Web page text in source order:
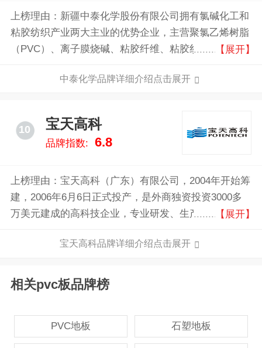
上榜理由：新疆中泰化学股份有限公司拥有氯碱化工和
粘胶纺织产业两大主业的优势企业，主营聚氯乙烯树脂
（PVC）、离子膜烧碱、粘胶纤维、粘胶纱四大产品，
经济产业链。
【展开】
中泰化学品牌详细介绍点击展开
10 宝天高科
品牌指数: 6.8
上榜理由：宝天高科（广东）有限公司，2004年开始筹
建，2006年6月6日正式投产，是外商独资投资3000多
万美元建成的高科技企业，专业研发、生产、销售PVC
PVC结皮发泡板，是国内知名的生产及供应商。
【展开】
宝天高科品牌详细介绍点击展开
相关pvc板品牌榜
PVC地板 石塑地板